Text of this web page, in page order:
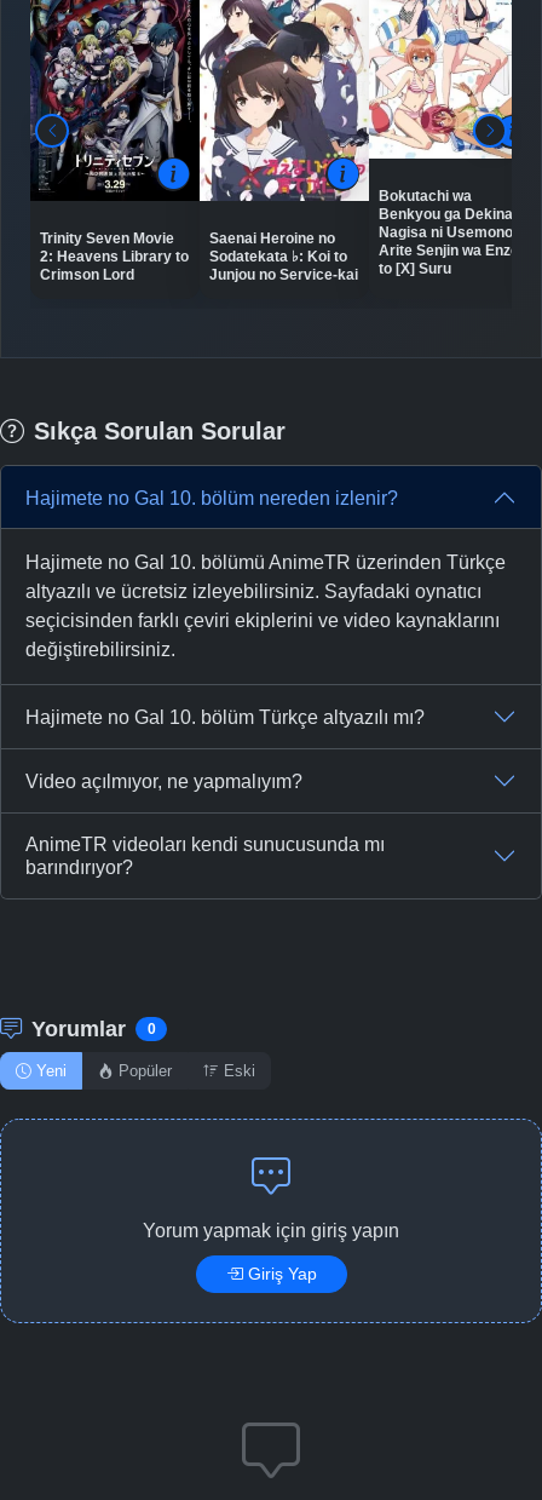
Trinity Seven Movie
2: Heavens Library to
Crimson Lord
Saenai Heroine no
Sodatekata ♭: Koi to
Junjou no Service-kai
Bokutachi wa
Benkyou ga Dekinai:
Nagisa ni Usemono
Arite Senjin wa Enzen
to [X] Suru
Sıkça Sorulan Sorular
Hajimete no Gal 10. bölüm nereden izlenir?
Hajimete no Gal 10. bölümü AnimeTR üzerinden Türkçe
altyazılı ve ücretsiz izleyebilirsiniz. Sayfadaki oynatıcı
seçicisinden farklı çeviri ekiplerini ve video kaynaklarını
değiştirebilirsiniz.
Hajimete no Gal 10. bölüm Türkçe altyazılı mı?
Video açılmıyor, ne yapmalıyım?
AnimeTR videoları kendi sunucusunda mı
barındırıyor?
Yorumlar 0
Yeni Popüler Eski
Yorum yapmak için giriş yapın
Giriş Yap